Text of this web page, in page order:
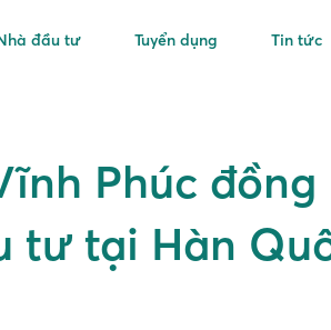
đầu tư Tuyển dụng Tin tức
Phúc đồng
tư tại Hàn